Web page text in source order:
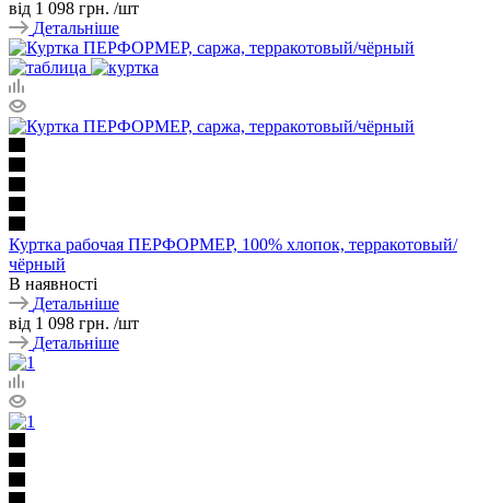
від 1 098 грн. /шт
Детальніше
Куртка рабочая ПЕРФОРМЕР, 100% хлопок, терракотовый/
чёрный
В наявності
Детальніше
від 1 098 грн. /шт
Детальніше